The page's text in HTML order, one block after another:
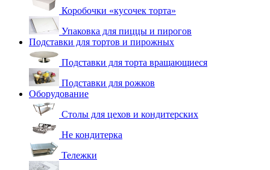
Коробочки «кусочек торта»
Упаковка для пиццы и пирогов
Подставки для тортов и пирожных
Подставки для торта вращающиеся
Подставки для рожков
Оборудование
Столы для цехов и кондитерских
Не кондитерка
Тележки